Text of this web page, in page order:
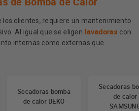
los clientes, requiere un mantenimiento
Al igual que se eligen lavadoras con
internas como externas que
los usuarios, igual de importante es
Además, en el caso de las
resulta complicado, en muchas
Secadoras bomba
de calor BEKO
Secadoras
de calor